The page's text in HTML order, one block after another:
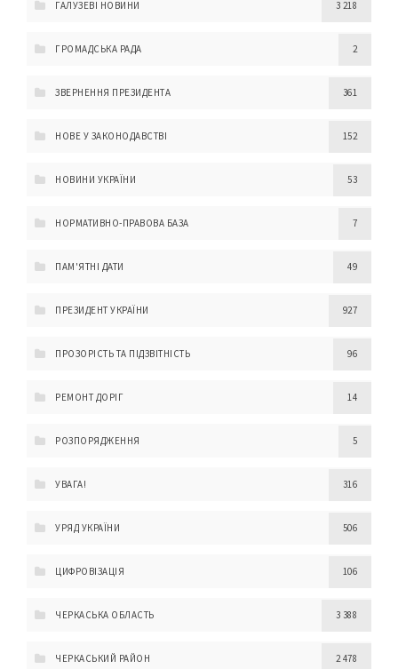
ГАЛУЗЕВІ НОВИНИ 3 218
ГРОМАДСЬКА РАДА 2
ЗВЕРНЕННЯ ПРЕЗИДЕНТА 361
НОВЕ У ЗАКОНОДАВСТВІ 152
НОВИНИ УКРАЇНИ 53
НОРМАТИВНО-ПРАВОВА БАЗА 7
ПАМ'ЯТНІ ДАТИ 49
ПРЕЗИДЕНТ УКРАЇНИ 927
ПРОЗОРІСТЬ ТА ПІДЗВІТНІСТЬ 96
РЕМОНТ ДОРІГ 14
РОЗПОРЯДЖЕННЯ 5
УВАГА! 316
УРЯД УКРАЇНИ 506
ЦИФРОВІЗАЦІЯ 106
ЧЕРКАСЬКА ОБЛАСТЬ 3 388
ЧЕРКАСЬКИЙ РАЙОН 2 478